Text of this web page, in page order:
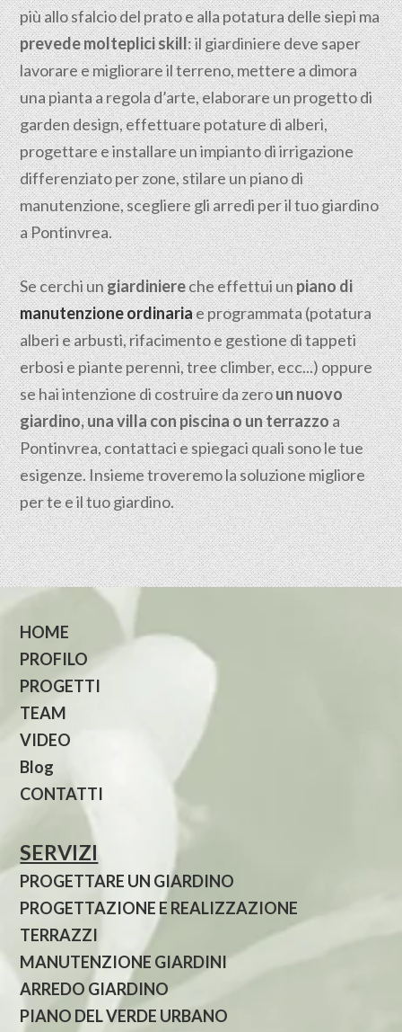
più allo sfalcio del prato e alla potatura delle siepi ma
prevede molteplici skill: il giardiniere deve saper
lavorare e migliorare il terreno, mettere a dimora
una pianta a regola d’arte, elaborare un progetto di
garden design, effettuare potature di alberi,
progettare e installare un impianto di irrigazione
differenziato per zone, stilare un piano di
manutenzione, scegliere gli arredi per il tuo giardino
a Pontinvrea.
Se cerchi ungiardiniereche effettui unpiano di
manutenzione ordinariae programmata (potatura
alberi e arbusti, rifacimento e gestione di tappeti
erbosi e piante perenni, tree climber, ecc...) oppure
se hai intenzione di costruire da zeroun nuovo
giardino, una villa con piscina o un terrazzoa
Pontinvrea, contattaci e spiegaci quali sono le tue
esigenze. Insieme troveremo la soluzione migliore
per te e il tuo giardino.
HOME
PROFILO
PROGETTI
TEAM
VIDEO
Blog
CONTATTI
SERVIZI
PROGETTARE UN GIARDINO
PROGETTAZIONE E REALIZZAZIONE
TERRAZZI
MANUTENZIONE GIARDINI
ARREDO GIARDINO
PIANO DEL VERDE URBANO